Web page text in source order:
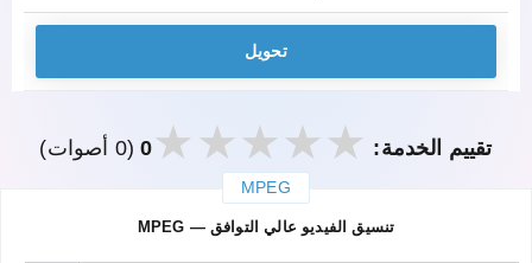
تحويل
تقييم الخدمة: 0(0 أصوات)
MPEG
MPEG — تنسيق الفيديو عالي التوافق